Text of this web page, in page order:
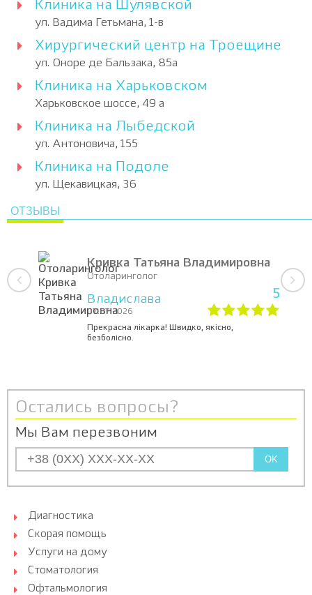
Клиника на Шулявской
ул. Вадима Гетьмана, 1-в
Хирургический центр на Троещине
ул. Оноре де Бальзака, 85а
Клиника на Харьковском
Харьковское шоссе, 49 а
Клиника на Лыбедской
ул. Антоновича, 155
Клиника на Подоле
ул. Щекавицкая, 36
ОТЗЫВЫ
Кривка Татьяна Владимировна
Отоларинголог
Владислава
07.07.2026
5
Прекрасна лікарка! Швидко, якісно,
безболісно.
Остались вопросы?
Мы Вам перезвоним
OK
Диагностика
Скорая помощь
Услуги на дому
Стоматология
Офтальмология